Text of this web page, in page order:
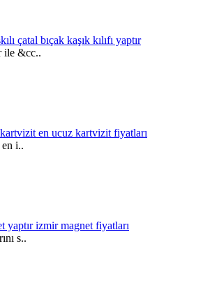
çatal bıçak kaşık kılıfı yaptır
ile &cc..
en ucuz kartvizit fiyatları
i..
yaptır izmir magnet fiyatları
s..